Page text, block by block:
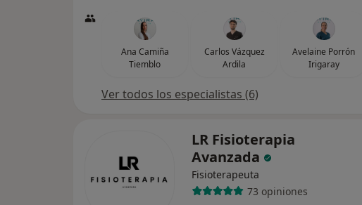
Ana Camiña
Tiemblo
Carlos Vázquez
Ardila
Avelaine Porrón
Irigaray
Ver todos los especialistas (6)
LR Fisioterapia
Avanzada
Fisioterapeuta
73 opiniones